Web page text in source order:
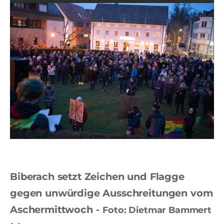
Biberach setzt Zeichen und Flagge
gegen unwürdige Ausschreitungen vom
Aschermittwoch - Foto: Dietmar Bammert